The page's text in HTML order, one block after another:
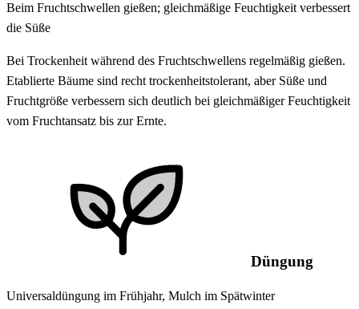
Beim Fruchtschwellen gießen; gleichmäßige Feuchtigkeit verbessert
die Süße
Bei Trockenheit während des Fruchtschwellens regelmäßig gießen.
Etablierte Bäume sind recht trockenheitstolerant, aber Süße und
Fruchtgröße verbessern sich deutlich bei gleichmäßiger Feuchtigkeit
vom Fruchtansatz bis zur Ernte.
Düngung
Universaldüngung im Frühjahr, Mulch im Spätwinter